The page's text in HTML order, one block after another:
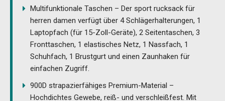
Multifunktionale Taschen – Der sport rucksack für
herren damen verfügt über 4 Schlägerhalterungen, 1
Laptopfach (für 15-Zoll-Geräte), 2 Seitentaschen, 3
Fronttaschen, 1 elastisches Netz, 1 Nassfach, 1
Schuhfach, 1 Brustgurt und einen Zaunhaken für
einfachen Zugriff.
900D strapazierfähiges Premium-Material –
Hochdichtes Gewebe, reiß- und verschleißfest. Mit